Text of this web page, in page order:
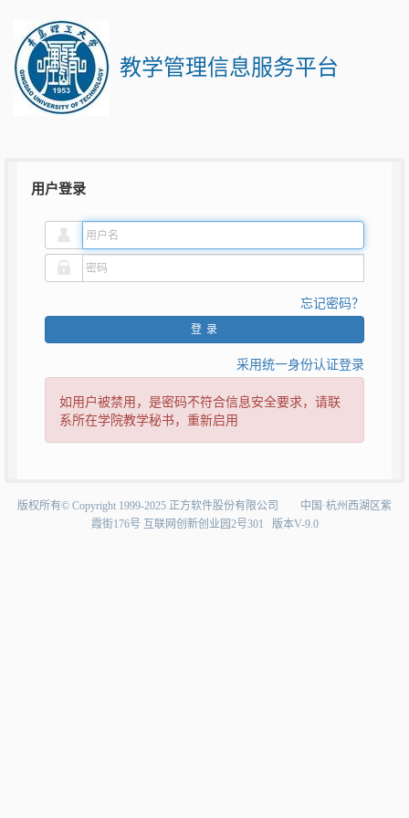
教学管理信息服务平台
用户登录
忘记密码？
登录
采用统一身份认证登录
如用户被禁用，是密码不符合信息安全要求，请联
系所在学院教学秘书，重新启用
版权所有©Copyright1999-2025正方软件股份有限公司中国·杭州西湖区紫
霞街176号互联网创新创业园2号301版本V-9.0